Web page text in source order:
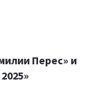
Перес» и